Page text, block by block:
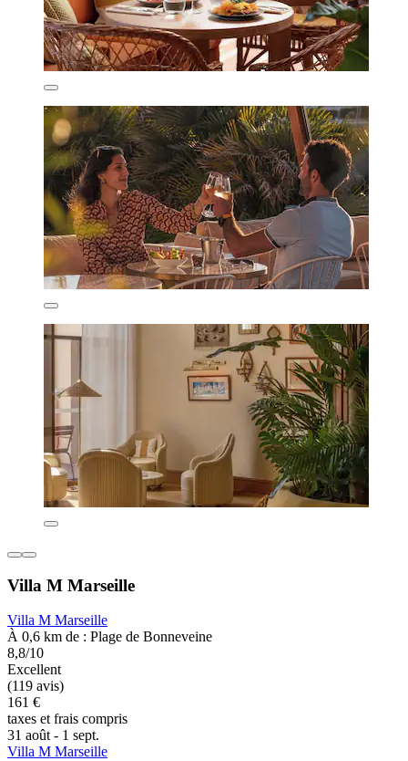
Villa M Marseille
Villa M Marseille
À 0,6 km de : Plage de Bonneveine
8,8/10
Excellent
(119 avis)
161 €
taxes et frais compris
31 août - 1 sept.
Villa M Marseille